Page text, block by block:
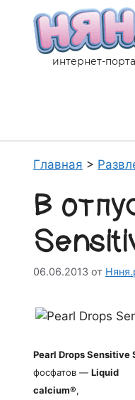
содержимому
интернет-
Главная >
В
06.06.2013 от
Pearl DropsSensitive
фосфатов — Liquid
calcium®,